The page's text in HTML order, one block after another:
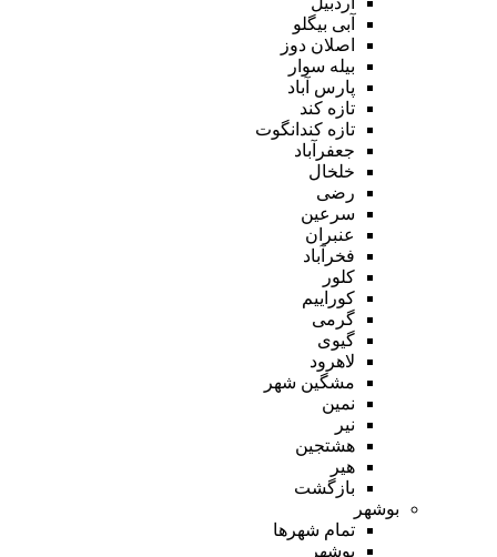
آبی بیگلو
اصلان دوز
بیله سوار
پارس آباد
تازه کند
تازه کندانگوت
جعفرآباد
خلخال
رضی
سرعین
عنبران
فخرآباد
کلور
کوراییم
گرمی
گیوی
لاهرود
مشگین شهر
نمین
نیر
هشتجین
هیر
بازگشت
بوشهر
تمام شهر‌ها
بوشهر